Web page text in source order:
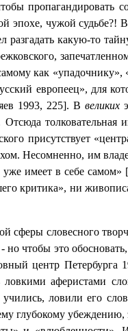
пропагандировать
чужой судьбе?!
какую-то
как
европеец», для
1993, 225]. Ввеликих
толковательная
присутствует
Несомненно, им
имеет в себе
критика», ни
сферы словесного
- но чтобы это
центр
ловкими аферистами
учились, ловили его
глубокому